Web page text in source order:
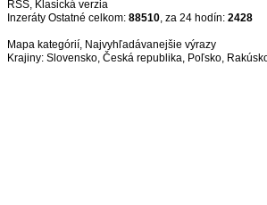
RSS,
Inzeráty Ostatné celkom: 88510, za 24 hodín: 2428
Mapa kategórií, Najvyhľadávanejšie výrazy
Krajiny: Slovensko, Česká republika, Poľsko,